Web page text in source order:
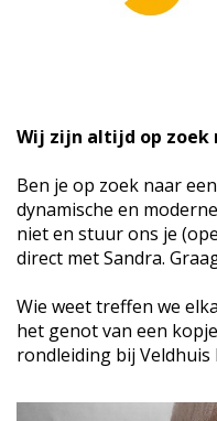
Wij zijn altijd op zoek
Ben je op zoek naar
dynamische en
niet en stuur ons je
direct met Sandra.
Wie weet treffen we
het genot van een
rondleiding bij Veldhuis